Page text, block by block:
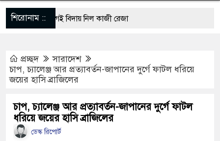
শিরোনাম ::
জানার আগেই বিদায় নিল কাজী রেজা
১৬ বাংলাদেশির মৃত্যু, পররাষ্ট্রমন্ত্রী-প্রতিমন্ত্রীর শোক
না নে মা, আগুন লেগে পুড়ে যাচ্ছি মা, মরে যাচ্ছি:
দিশেহারা পরিবার
প্রচ্ছদ
সারাদেশ
চাপ, চ্যালেঞ্জ আর প্রত্যাবর্তন-জাপানের দুর্গে ফাটল ধরিয়ে
জয়ের হাসি ব্রাজিলের
চাপ, চ্যালেঞ্জ আর প্রত্যাবর্তন-জাপানের দুর্গে ফাটল
ধরিয়ে জয়ের হাসি ব্রাজিলের
ডেস্ক রিপোর্ট